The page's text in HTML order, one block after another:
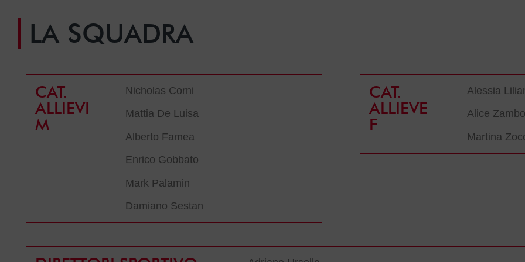
LA SQUADRA
CAT.
ALLIEVI
M
Nicholas Corni
Mattia De Luisa
Alberto Famea
Enrico Gobbato
Mark Palamin
Damiano Sestan
CAT.
ALLIEVE
F
Alessia
Alice
Martina